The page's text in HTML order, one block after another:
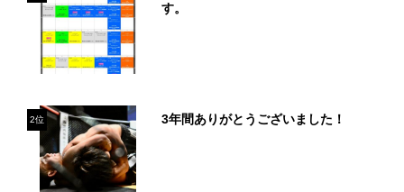
す。
2位 3年間ありがとうございました！